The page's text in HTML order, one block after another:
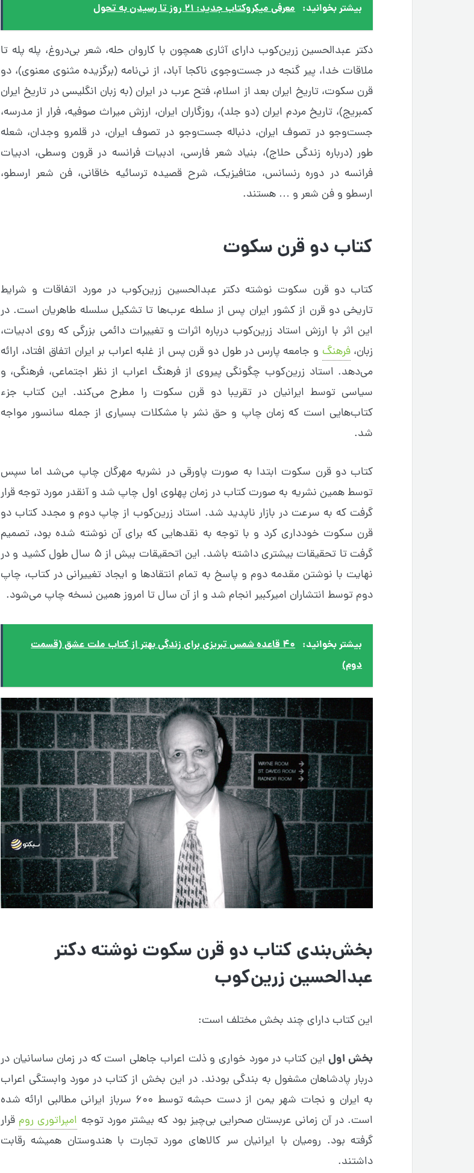
بیشتر بخوانید: معرفی میکروکتاب جدید: ۲۱ روز تا رسیدن به تحول
دکتر عبدالحسین زرین‌کوب دارای آثاری همچون با کاروان حله، شعر بى‌دروغ، پله پله تا
ملاقات خدا، پیر گنجه در جست‌وجوى ناکجا آباد، از نى‌نامه (برگزیده مثنوى معنوى)، دو
قرن سکوت، تاریخ ایران بعد از اسلام، فتح عرب در ایران (به زبان انگلیسى در تاریخ ایران
کمبریج)، تاریخ مردم ایران (دو جلد)، روزگاران ایران، ارزش میراث صوفیه، فرار از مدرسه،
جست‌وجو در تصوف ایران، دنباله جست‌وجو در تصوف ایران، در قلمرو وجدان، شعله
طور (درباره زندگى حلاج)، بنیاد شعر فارسى، ادبیات فرانسه در قرون وسطى، ادبیات
فرانسه در دوره رنسانس، متافیزیک، شرح قصیده ترسائیه خاقانى، فن شعر ارسطو،
ارسطو و فن شعر و … هستند.
کتاب دو قرن سکوت
کتاب دو قرن سکوت نوشته دکتر عبدالحسین زرین‌کوب در مورد اتفاقات و شرایط
تاریخی دو قرن از کشور ایران پس از سلطه عرب‌ها تا تشکیل سلسله طاهریان است. در
این اثر با ارزش استاد زرین‌کوب درباره اثرات و تغییرات دائمی بزرگی که روی ادبیات،
زبان،فرهنگ و جامعه پارس در طول دو قرن پس از غلبه اعراب بر ایران اتفاق افتاد، ارائه
می‌دهد. استاد زرین‌کوب چگونگی پیروی از فرهنگ اعراب از نظر اجتماعی، فرهنگی، و
سیاسی توسط ایرانیان در تقریبا دو قرن سکوت را مطرح می‌کند. این کتاب جزء
کتاب‌هایی است که زمان چاپ و حق نشر با مشکلات بسیاری از جمله سانسور مواجه
شد.
کتاب دو قرن سکوت ابتدا به صورت پاورقی در نشریه مهرگان چاپ می‌شد اما سپس
توسط همین نشریه به صورت کتاب در زمان پهلوی اول چاپ شد و آنقدر مورد توجه قرار
گرفت که به سرعت در بازار ناپدید شد. استاد زرین‌کوب از چاپ دوم و مجدد کتاب دو
قرن سکوت خودداری کرد و با توجه به نقدهایی که برای آن نوشته شده بود، تصمیم
گرفت تا تحقیقات بیشتری داشته باشد. این اتحقیقات بیش از ۵ سال طول کشید و در
نهایت با نوشتن مقدمه دوم و پاسخ به تمام انتقادها و ایجاد تغییرانی در کتاب، چاپ
دوم توسط انتشاران امیرکبیر انجام شد و از آن سال تا امروز همین نسخه چاپ می‌شود.
بیشتر بخوانید:
۴۰ قاعده شمس تبریزی برای زندگی بهتر از کتاب ملت عشق (قسمت
دوم)
بخش‌بندی کتاب دو قرن سکوت نوشته دکتر
عبدالحسین زرین‌کوب
این کتاب دارای چند بخش مختلف است:
بخش اول این کتاب در مورد خواری و ذلت اعراب جاهلی است که در زمان ساسانیان در
دربار پادشاهان مشغول به بندگی بودند. در این بخش از کتاب در مورد وابستگی اعراب
به ایران و نجات شهر یمن از دست حبشه توسط ۶۰۰ سرباز ایرانی مطالبی ارائه شده
است. در آن زمانی عربستان صحرایی بی‌چیز بود که بیشتر مورد توجه امپراتوری روم قرار
گرفته بود. رومیان با ایرانیان سر کالاهای مورد تجارت با هندوستان همیشه رقابت
داشتند.